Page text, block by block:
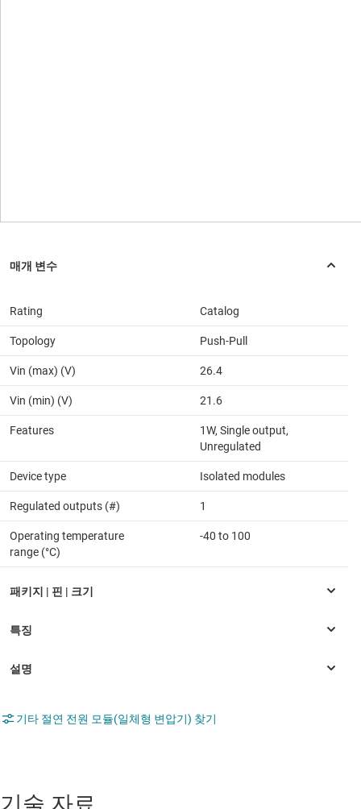
Rating Catalog
Topology Push-Pull
Vin (max) (V) 26.4
Vin (min) (V) 21.6
Features
1W, Single output,
Unregulated
Device type Isolated modules
Regulated outputs (#) 1
Operating temperature
range (°C)
-40 to 100
기타 절연 전원 모듈(일체형 변압기) 찾기